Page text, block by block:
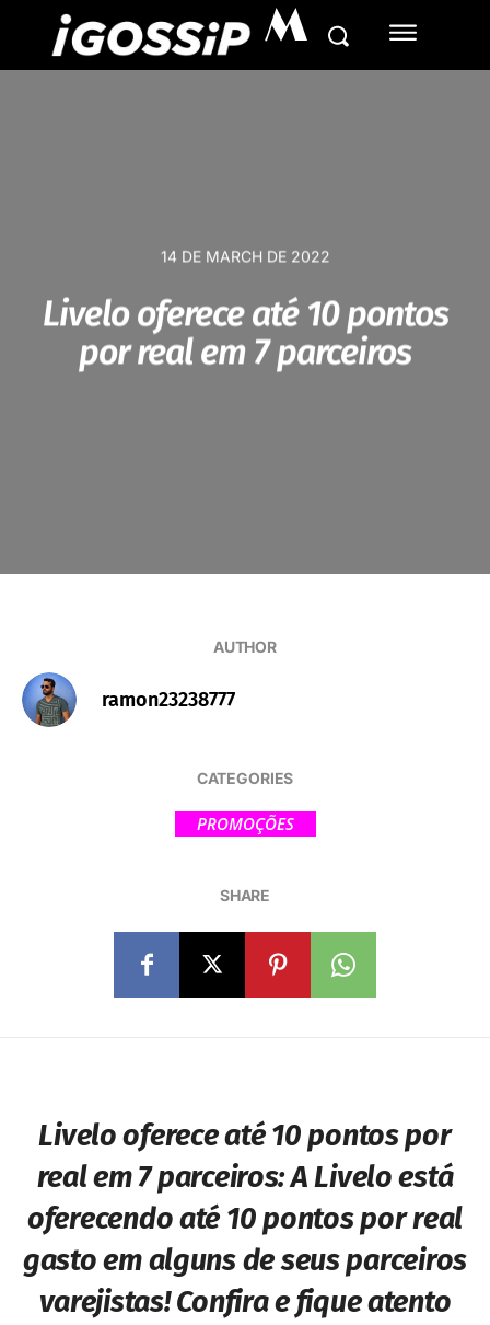
M
14 DE MARCH DE 2022
Livelo oferece até 10 pontos
por real em 7 parceiros
AUTHOR
ramon23238777
CATEGORIES
PROMOÇÕES
SHARE
Livelo oferece até 10 pontos por
real em 7 parceiros: A Livelo está
oferecendo até 10 pontos por real
gasto em alguns de seus parceiros
varejistas! Confira e fique atento